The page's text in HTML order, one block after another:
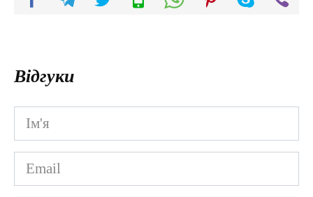
Відгуки
Ім'я
*
Email
*